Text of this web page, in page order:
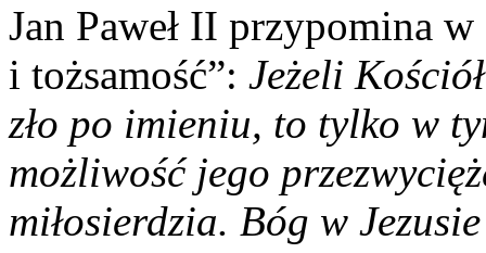
Jan Paweł II przypomina
i tożsamość”: Jeżeli
zło po imieniu, to tylko w
możliwość jego
miłosierdzia. Bóg w